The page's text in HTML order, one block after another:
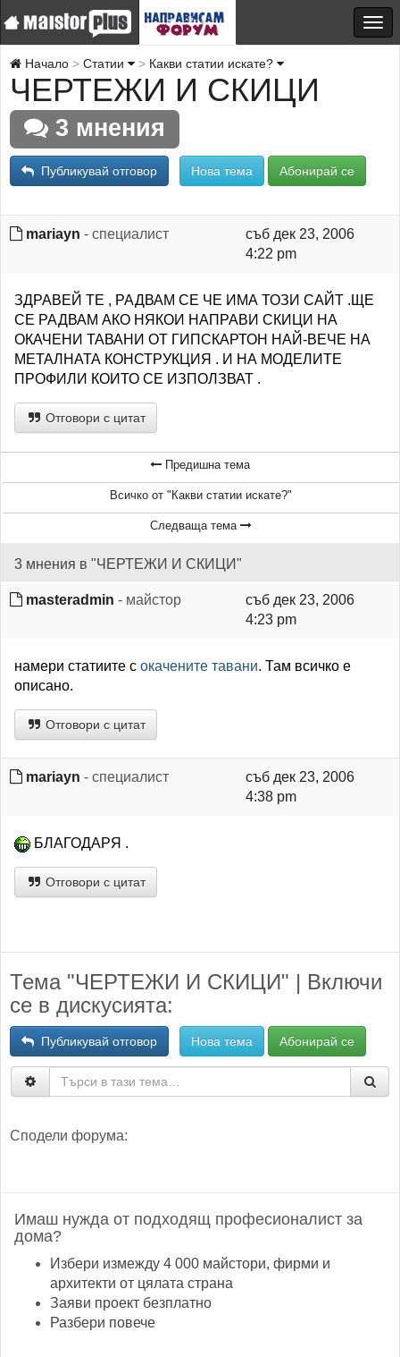
Начало Статии Какви статии искате?
ЧЕРТЕЖИ И СКИЦИ
3 мнения
Публикувай отговор Нова тема Абонирай се
mariayn - специалист
съб дек 23, 2006
4:22 pm
ЗДРАВЕЙ ТЕ , РАДВАМ СЕ ЧЕ ИМА ТОЗИ САЙТ .ЩЕ
СЕ РАДВАМ АКО НЯКОИ НАПРАВИ СКИЦИ НА
ОКАЧЕНИ ТАВАНИ ОТ ГИПСКАРТОН НАЙ-ВЕЧЕ НА
МЕТАЛНАТА КОНСТРУКЦИЯ . И НА МОДЕЛИТЕ
ПРОФИЛИ КОИТО СЕ ИЗПОЛЗВАТ .
Отговори с цитат
Предишна тема
Всичко от "Какви статии искате?"
Следваща тема
3 мнения в "ЧЕРТЕЖИ И СКИЦИ"
masteradmin - майстор
съб дек 23, 2006
4:23 pm
намери статиите с окачените тавани. Там всичко е
описано.
Отговори с цитат
mariayn - специалист
съб дек 23, 2006
4:38 pm
БЛАГОДАРЯ .
Отговори с цитат
Тема "ЧЕРТЕЖИ И СКИЦИ" | Включи
се в дискусията:
Публикувай отговор Нова тема Абонирай се
Сподели форума:
Имаш нужда от подходящ професионалист за
дома?
Избери измежду 4 000 майстори, фирми и
архитекти от цялата страна
Заяви проект безплатно
Разбери повече